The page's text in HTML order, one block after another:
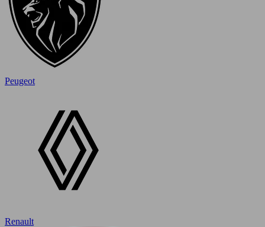
Peugeot
Renault